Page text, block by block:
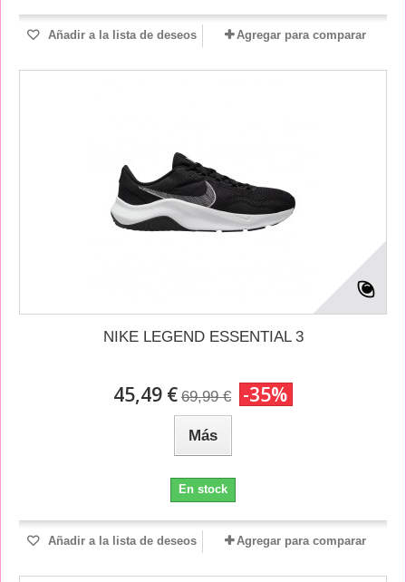
Añadir a la lista de deseos Agregar para comparar
NIKE LEGEND ESSENTIAL 3
45,49 € 69,99 € -35%
Más
En stock
Añadir a la lista de deseos Agregar para comparar